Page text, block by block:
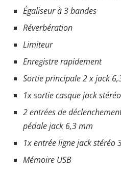
Égaliseur à 3 bandes
Réverbération
Limiteur
Enregistre rapidement
Sortie principale 2 x jack
1x sortie casque jack
2 entrées de
pédale jack 6,3 mm
1x entrée ligne jack stéréo
Mémoire USB